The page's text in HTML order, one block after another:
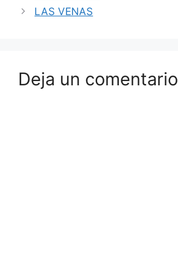
LAS VENAS
Deja un comentario